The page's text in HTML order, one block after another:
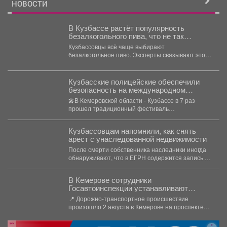
НОВОСТИ
В Кузбассе растёт популярность
безалкогольного пива, что не так
безопасно
Кузбассовцы всё чаще выбирают
безалкогольное пиво. Эксперты связывают это с
акцизов...
Кузбасские полицейские обеспечили
безопасность на международном
музыкальном фестивале «Симфоночь»
🎤В Кемеровской области - Кузбассе в 7 раз
прошел традиционный фестиваль
Кузбассовцам напомнили, как снять
арест с унаследованной недвижимости
После смерти собственника наследники иногда
обнаруживают, что в ЕГРН содержится запись об
В Кемерове сотрудники
Госавтоинспекции устанавливают
обстоятельства ДТП, в котором
травмирован человек
📍 Дорожно-транспортное происшествие
произошло 2 августа в Кемерове на проспекте